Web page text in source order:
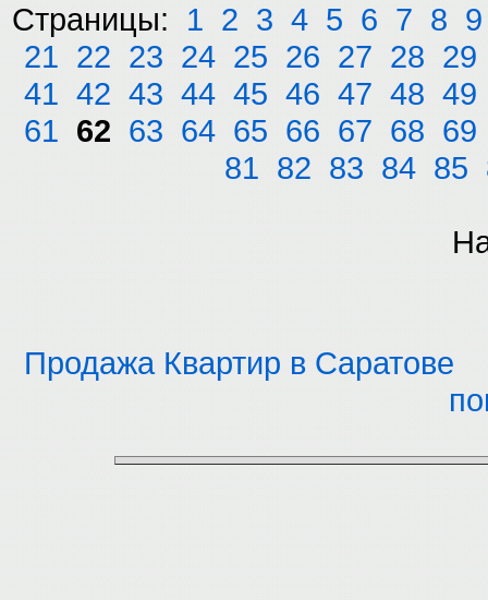
Страницы: 1 2 3 4 5 6 7 8 9
21 22 23 24 25 26 27 28 29
41 42 43 44 45 46 47 48 49
61 62 63 64 65 66 67 68 69
81 82 83 84 85
Продажа Квартир в Саратове